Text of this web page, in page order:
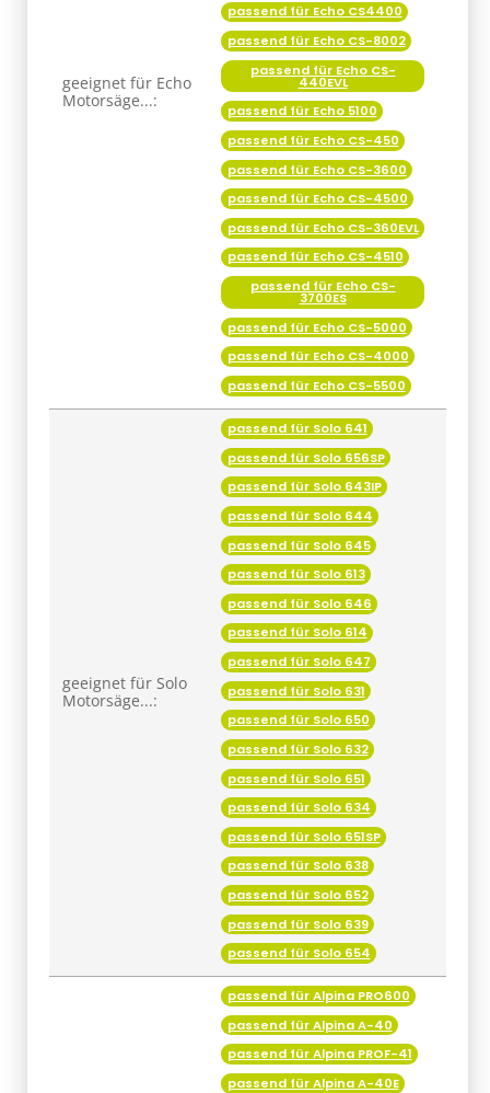
geeignet für Echo
Motorsäge...:
passend für Echo CS4400
passend für Echo CS-8002
passend für Echo CS-
440EVL
passend für Echo 5100
passend für Echo CS-450
passend für Echo CS-3600
passend für Echo CS-4500
passend für Echo CS-360EVL
passend für Echo CS-4510
passend für Echo CS-
3700ES
passend für Echo CS-5000
passend für Echo CS-4000
passend für Echo CS-5500
geeignet für Solo
Motorsäge...:
passend für Solo 641
passend für Solo 656SP
passend für Solo 643IP
passend für Solo 644
passend für Solo 645
passend für Solo 613
passend für Solo 646
passend für Solo 614
passend für Solo 647
passend für Solo 631
passend für Solo 650
passend für Solo 632
passend für Solo 651
passend für Solo 634
passend für Solo 651SP
passend für Solo 638
passend für Solo 652
passend für Solo 639
passend für Solo 654
passend für Alpina PRO600
passend für Alpina A-40
passend für Alpina PROF-41
passend für Alpina A-40E